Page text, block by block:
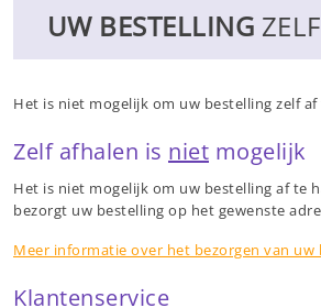
UW BESTELLING
Het is niet mogelijk om uw bestelling zelf af
Zelf afhalen is niet mogelijk
Het is niet mogelijk om uw bestelling af te
bezorgt uw bestelling op het gewenste
Meer informatie over het bezorgen van uw
Klantenservice